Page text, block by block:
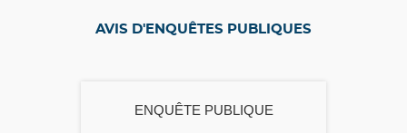
AVIS D'ENQUÊTES PUBLIQUES
ENQUÊTE PUBLIQUE